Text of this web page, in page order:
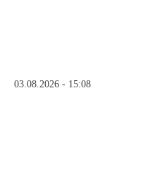
03.08.2026 - 15:08